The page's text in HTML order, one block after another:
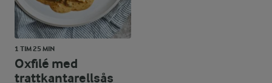
1 TIM 25 MIN
Oxfilé med
trattkantarellsås